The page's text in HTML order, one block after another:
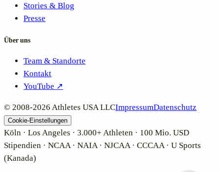
Stories & Blog
Presse
Über uns
Team & Standorte
Kontakt
YouTube ↗
© 2008-2026 Athletes USA LLCImpressumDatenschutz
Cookie-Einstellungen
Köln · Los Angeles · 3.000+ Athleten · 100 Mio. USD
Stipendien · NCAA · NAIA · NJCAA · CCCAA · U Sports
(Kanada)
100%
SEHR GUT